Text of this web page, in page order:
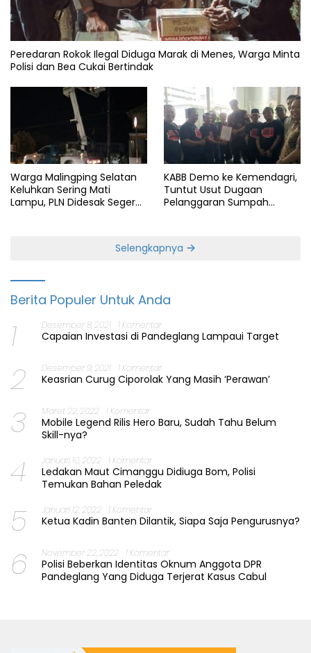
Peredaran Rokok Ilegal Diduga Marak di Menes, Warga Minta
Polisi dan Bea Cukai Bertindak
Warga Malingping Selatan
Keluhkan Sering Mati
Lampu, PLN Didesak Segera
KABB Demo ke Kemendagri,
Tuntut Usut Dugaan
Pelanggaran Sumpah
Selengkapnya
Berita Populer Untuk Anda
1 Desember 8, 2021 1 Komentar
Capaian Investasi di Pandeglang Lampaui Target
2 Desember 9, 2021 1 Komentar
Keasrian Curug Ciporolak Yang Masih ‘Perawan’
3 Maret 22, 2022 1 Komentar
Mobile Legend Rilis Hero Baru, Sudah Tahu Belum
Skill-nya?
4 Januari 10, 2022 1 Komentar
Ledakan Maut Cimanggu Didiuga Bom, Polisi
Temukan Bahan Peledak
5 Januari 12, 2022 1 Komentar
Ketua Kadin Banten Dilantik, Siapa Saja Pengurusnya?
6 November 22, 2022 1 Komentar
Polisi Beberkan Identitas Oknum Anggota DPR
Pandeglang Yang Diduga Terjerat Kasus Cabul